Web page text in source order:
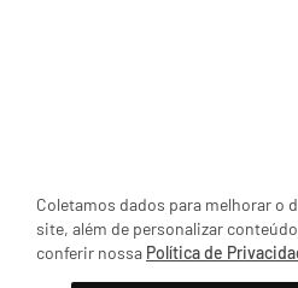
Coletamos dados para melhorar o
site, além de personalizar
conferir nossa Política de